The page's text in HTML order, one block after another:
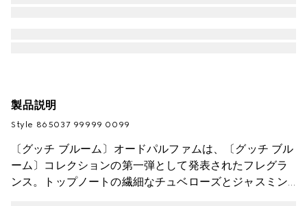
製品説明
Style ‎865037 99999 0099
〔グッチ ブルーム〕オードパルファムは、〔グッチ ブル
ーム〕コレクションの第一弾として発表されたフレグラ
ンス。トップノートの繊細なチュベローズとジャスミン